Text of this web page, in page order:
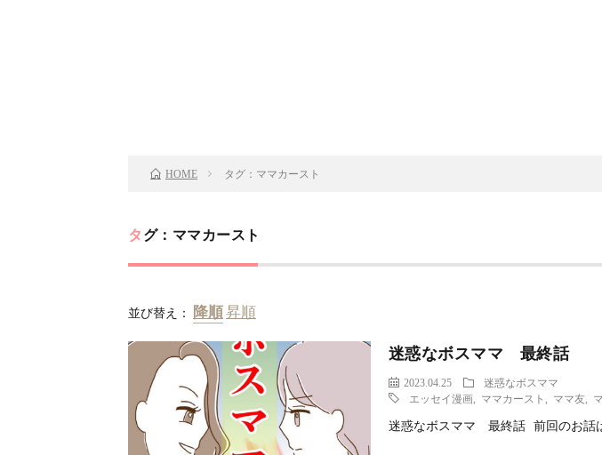
HOME タグ：ママカースト
タグ：ママカースト
並び替え：
迷惑なボスママ 最終話
2023.04.25
迷惑なボスママ
エッセイ漫画, ママカースト ママ友,
迷惑なボスママ 最終話 前回のお話